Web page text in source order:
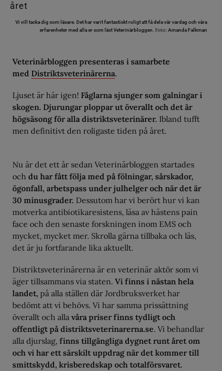
Vi vill tacka dig som läsare. Det har varit fantastiskt roligt att få dela vår vardag och våra
erfarenheter med alla er som läst Veterinärbloggen. Foto: Amanda Falkman
Veterinärbloggen presenteras i samarbete
med Distriktsveterinärerna.
Ljuset är här igen! Fåglarna sjunger som galningar i
skogen. Djurungar ploppar ut överallt och det är
högsäsong för alla distriktsveterinärer. Ibland tufft
men definitivt den roligaste tiden på året.
Nu är det ett år sedan Veterinärbloggen startades
och du har fått följa med på fölningar, sårskador,
ögonfall, arbetspass under julhelger och när det är
30 minusgrader. Dessutom har vi berört hur vi kan
motverka antibiotikaresistens, läsa av hästens pain
face och den senaste forskningen inom EMS och
mycket, mycket mer. Skrolla gärna tillbaka och läs,
det är ju fortfarande lika aktuellt.
Distriktsveterinärerna är en veterinär aktör som vi
äger tillsammans via staten. Vi finns i nästan hela
landet, på alla ställen där Jordbruksverket har
bedömt att vi behövs. Vi har samma prissättning
överallt och alla våra priser finns tydligt och
offentligt på distriktsveterinarerna.se. Vi behandlar
alla djurslag, finns tillgängliga dygnet runt året om
och vi har ett särskilt uppdrag när det kommer till
smittskydd, krisberedskap och totalförsvaret.